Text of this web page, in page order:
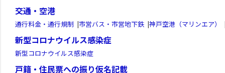
交通・空港
通行料金・通行規制 |市営バス・市営地下鉄 |神戸空港（マリンエア）
新型コロナウイルス感染症
新型コロナウイルス感染症
戸籍・住民票への振り仮名記載